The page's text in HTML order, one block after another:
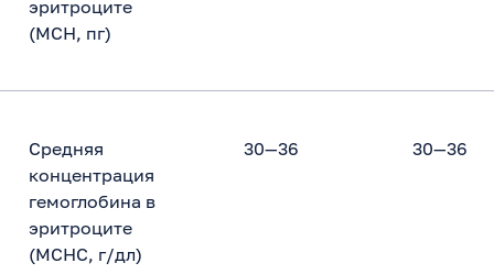
эритроците
(MCH, пг)
Средняя
концентрация
гемоглобина в
эритроците
(MCHC, г/дл)
30—36 30—36